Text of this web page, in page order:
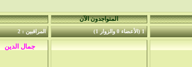
المتواجدون الآن
1 (الأعضاء 0 والزوار 1) المراقبين : 2